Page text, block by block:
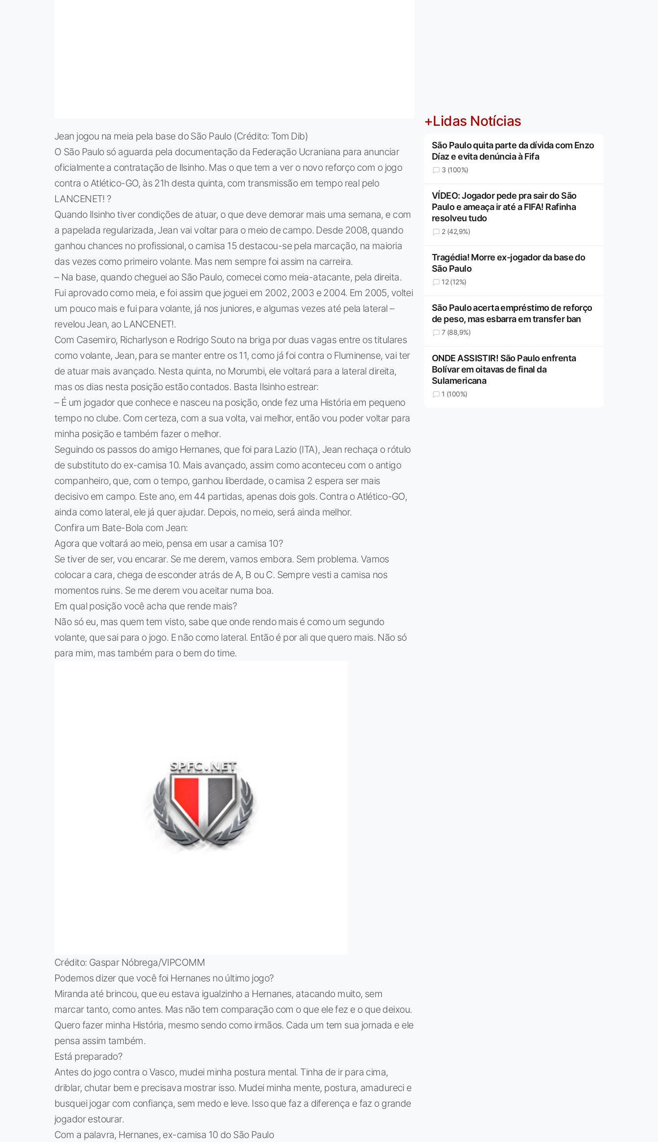
Jean jogou na meia pela base do São Paulo (Crédito: Tom Dib)
O São Paulo só aguarda pela documentação da Federação Ucraniana para anunciar
oficialmente a contratação de Ilsinho. Mas o que tem a ver o novo reforço com o jogo
contra o Atlético-GO, às 21h desta quinta, com transmissão em tempo real pelo
LANCENET! ?
Quando Ilsinho tiver condições de atuar, o que deve demorar mais uma semana, e com
a papelada regularizada, Jean vai voltar para o meio de campo. Desde 2008, quando
ganhou chances no profissional, o camisa 15 destacou-se pela marcação, na maioria
das vezes como primeiro volante. Mas nem sempre foi assim na carreira.
– Na base, quando cheguei ao São Paulo, comecei como meia-atacante, pela direita.
Fui aprovado como meia, e foi assim que joguei em 2002, 2003 e 2004. Em 2005, voltei
um pouco mais e fui para volante, já nos juniores, e algumas vezes até pela lateral –
revelou Jean, ao LANCENET!.
Com Casemiro, Richarlyson e Rodrigo Souto na briga por duas vagas entre os titulares
como volante, Jean, para se manter entre os 11, como já foi contra o Fluminense, vai ter
de atuar mais avançado. Nesta quinta, no Morumbi, ele voltará para a lateral direita,
mas os dias nesta posição estão contados. Basta Ilsinho estrear:
– É um jogador que conhece e nasceu na posição, onde fez uma História em pequeno
tempo no clube. Com certeza, com a sua volta, vai melhor, então vou poder voltar para
minha posição e também fazer o melhor.
Seguindo os passos do amigo Hernanes, que foi para Lazio (ITA), Jean rechaça o rótulo
de substituto do ex-camisa 10. Mais avançado, assim como aconteceu com o antigo
companheiro, que, com o tempo, ganhou liberdade, o camisa 2 espera ser mais
decisivo em campo. Este ano, em 44 partidas, apenas dois gols. Contra o Atlético-GO,
ainda como lateral, ele já quer ajudar. Depois, no meio, será ainda melhor.
Confira um Bate-Bola com Jean:
Agora que voltará ao meio, pensa em usar a camisa 10?
Se tiver de ser, vou encarar. Se me derem, vamos embora. Sem problema. Vamos
colocar a cara, chega de esconder atrás de A, B ou C. Sempre vesti a camisa nos
momentos ruins. Se me derem vou aceitar numa boa.
Em qual posição você acha que rende mais?
Não só eu, mas quem tem visto, sabe que onde rendo mais é como um segundo
volante, que sai para o jogo. E não como lateral. Então é por ali que quero mais. Não só
para mim, mas também para o bem do time.
Crédito: Gaspar Nóbrega/VIPCOMM
Podemos dizer que você foi Hernanes no último jogo?
Miranda até brincou, que eu estava igualzinho a Hernanes, atacando muito, sem
marcar tanto, como antes. Mas não tem comparação com o que ele fez e o que deixou.
Quero fazer minha História, mesmo sendo como irmãos. Cada um tem sua jornada e ele
pensa assim também.
Está preparado?
Antes do jogo contra o Vasco, mudei minha postura mental. Tinha de ir para cima,
driblar, chutar bem e precisava mostrar isso. Mudei minha mente, postura, amadureci e
busquei jogar com confiança, sem medo e leve. Isso que faz a diferença e faz o grande
jogador estourar.
Com a palavra, Hernanes, ex-camisa 10 do São Paulo
+Lidas Notícias
São Paulo quita parte da dívida com Enzo
Díaz e evita denúncia à Fifa
3 (100%)
VÍDEO: Jogador pede pra sair do São
Paulo e ameaça ir até a FIFA! Rafinha
resolveu tudo
2 (42,9%)
Tragédia! Morre ex-jogador da base do
São Paulo
12 (12%)
São Paulo acerta empréstimo de reforço
de peso, mas esbarra em transfer ban
7 (88,9%)
ONDE ASSISTIR! São Paulo enfrenta
Bolívar em oitavas de final da
Sulamericana
1 (100%)